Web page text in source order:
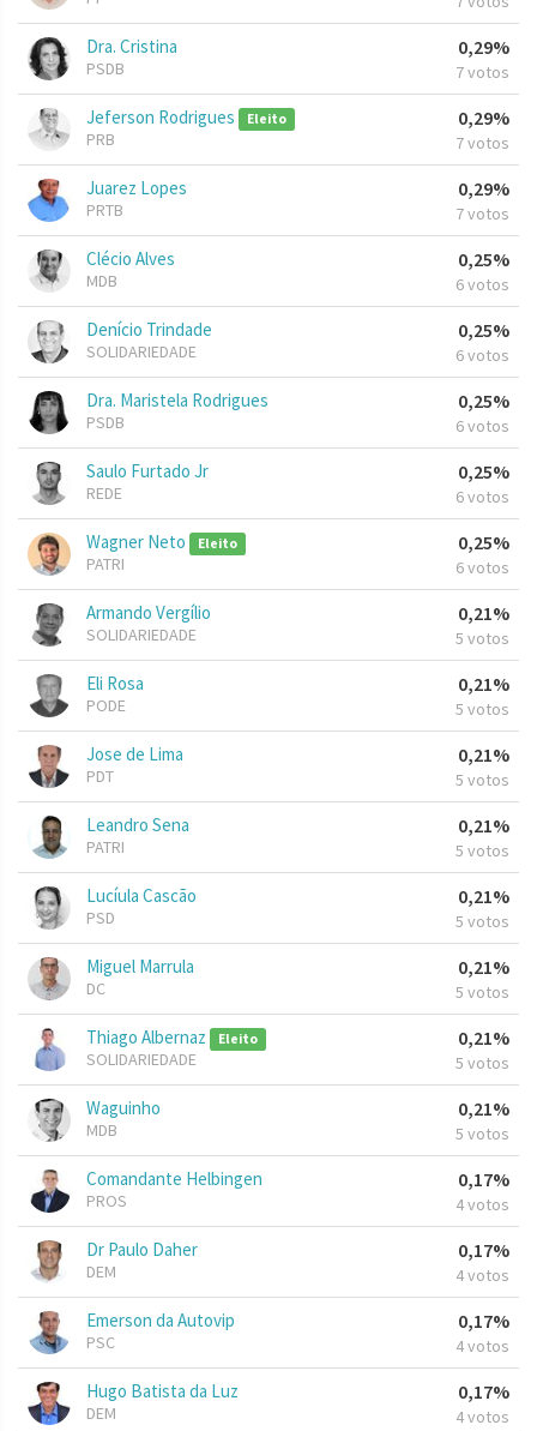
Dra. Cristina
PSDB
0,29%
7 votos
Jeferson Rodrigues Eleito
PRB
0,29%
7 votos
Juarez Lopes
PRTB
0,29%
7 votos
Clécio Alves
MDB
0,25%
6 votos
Denício Trindade
SOLIDARIEDADE
0,25%
6 votos
Dra. Maristela Rodrigues
PSDB
0,25%
6 votos
Saulo Furtado Jr
REDE
0,25%
6 votos
Wagner Neto Eleito
PATRI
0,25%
6 votos
Armando Vergílio
SOLIDARIEDADE
0,21%
5 votos
Eli Rosa
PODE
0,21%
5 votos
Jose de Lima
PDT
0,21%
5 votos
Leandro Sena
PATRI
0,21%
5 votos
Lucíula Cascão
PSD
0,21%
5 votos
Miguel Marrula
DC
0,21%
5 votos
Thiago Albernaz Eleito
SOLIDARIEDADE
0,21%
5 votos
Waguinho
MDB
0,21%
5 votos
Comandante Helbingen
PROS
0,17%
4 votos
Dr Paulo Daher
DEM
0,17%
4 votos
Emerson da Autovip
PSC
0,17%
4 votos
Hugo Batista da Luz
DEM
0,17%
4 votos